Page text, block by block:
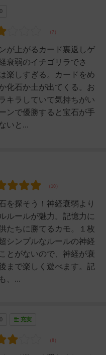
0
が上がるカード裏返しゲ
衰弱のイチゴリラでさ
楽しすぎる。カードをめ
化石か土が出てくる。お
キラしていて気持ちがい
ンで優勝すると宝石が手
いと...
を探そう！神経衰弱より
ルールが魅力。記憶力に
たちに勝てるカモ。１枚
シンプルなルールの神経
とがないので、神経が衰
まで楽しく遊べます。記
、...
0 充実